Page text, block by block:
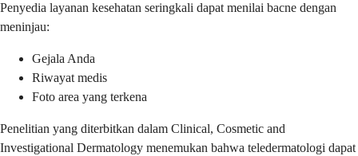
Penyedia layanan kesehatan seringkali dapat menilai bacne dengan
meninjau:
Gejala Anda
Riwayat medis
Foto area yang terkena
Penelitian yang diterbitkan dalam Clinical, Cosmetic and
Investigational Dermatology menemukan bahwa teledermatologi dapat